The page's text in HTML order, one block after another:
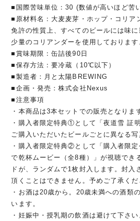
■国際苦味単位：30 (数値が高いほど苦
■原材料名：大麦麦芽・ホップ・コリ
免許の性質上、すべてのビールには味に
少量のコリアンダーを使用しております
■賞味期限：缶詰後90日
■保存方法：要冷蔵（10℃以下）
■製造者：月と太陽BREWING
■企画・発売：株式会社Nexus
■注意事項
・本商品は3本セットでの販売となりま
・購入者限定特典①として「夜道雪 証
ご購入いただいたビールごとに異なる写
・購入者限定特典②として「購入者限
で乾杯ムービー（全8種）」が視聴でき
ドが、ランダムで1枚封入します。封入
頂くことはできません。予めご了承くだ
・お酒は20歳から。20歳未満への酒類
います。
・妊娠中・授乳期の飲酒は避けて下さい